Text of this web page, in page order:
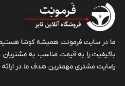
ما در سایت فرمونت همیشه کوشا
باکیفیت را به قیمت مناسب به
رضایت مشتری مهمترین هدف ما در